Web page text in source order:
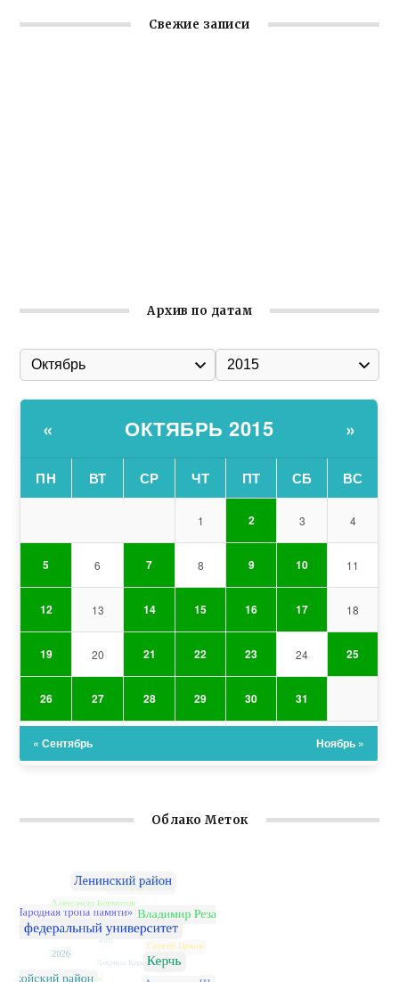
Свежие записи
Архив по датам
« ОКТЯБРЬ 2015 »
ПН ВТ СР ЧТ ПТ СБ ВС
1 2 3 4
5 6 7 8 9 10 11
12 13 14 15 16 17 18
19 20 21 22 23 24 25
26 27 28 29 30 31
« Сентябрь Ноябрь »
Облако Меток